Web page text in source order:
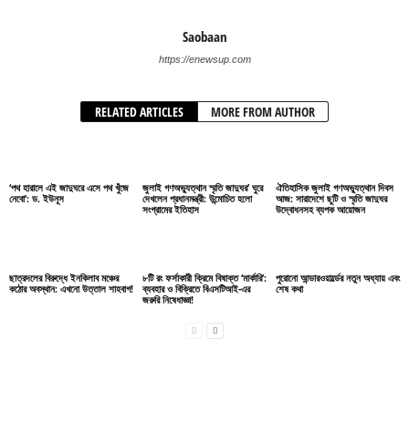
Saobaan
https://enewsup.com
RELATED ARTICLES MORE FROM AUTHOR
‘পথ হারালে এই জাদুঘরে এসে পথ খুঁজে
নেবো’: ড. ইউনূস
জুলাই গণঅভ্যুত্থান স্মৃতি জাদুঘর’ ঘুরে
দেখলেন প্রধানমন্ত্রী: উন্মোচিত হলো
সংগ্রামের ইতিহাস
ঐতিহাসিক জুলাই গণঅভ্যুত্থান দিবস
আজ: সারাদেশে ছুটি ও স্মৃতি জাদুঘর
উদ্বোধনসহ ব্যপক আয়োজন
ছাত্রদলের বিরুদ্ধে ইনকিলাব মঞ্চের
কঠোর অবস্থান: এখনো উত্তাল শাহবাগ!
৮টি রং ফর্সাকারী ক্রিমে বিষাক্ত ‘মার্কারি’:
ব্যবহার ও বিক্রিতে বিএসটিআই-এর
জরুরি নিষেধাজ্ঞা!
পুরোনো আন্ডারওয়ার্ল্ডের নতুন অধ্যায় এবং
শেষ কথা